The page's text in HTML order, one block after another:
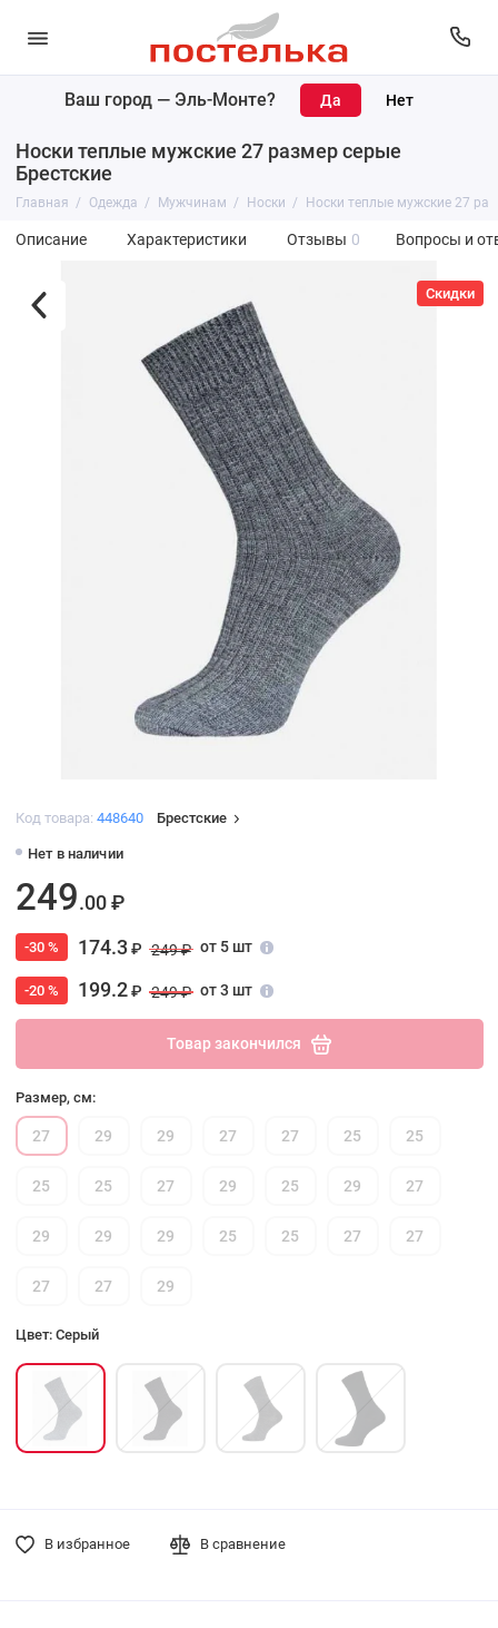
Ваш город — Эль-Монте?
Носки теплые мужские 27 размер серые
Брестские
Главная Одежда Мужчинам Носки Носки теплые мужские 27
Описание Характеристики Отзывы 0 Вопросы и
Скидки
Код товара: 448640 Брестские
Нет в наличии
249.00 ₽
-30 % 174.3₽ 249 ₽ от 5 шт
-20 % 199.2₽ 249 ₽ от 3 шт
Товар закончился
Размер, см:
27 29 29 27 27 25 25
25 25 27 29 25 29 27
29 29 29 25 25 27 27
27 27 29
Цвет: Серый
В избранное В сравнение